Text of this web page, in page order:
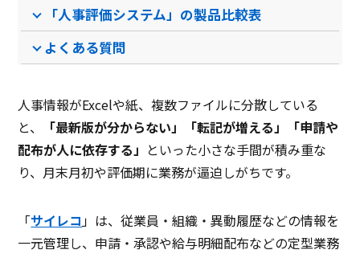
サポート
チャット
/
電話 /
/
「人事評価システム」の製品比較表
よくある質問
人事情報がExcelや紙、複数ファイルに分散している
と、
「最新版が分からない」「転記が増える」「申請や
配布が人に依存する」 といった小さな手間が積み重な
り、月末月初や評価期に業務が逼迫しがちです。
「サイレコ 」は、従業員・組織・異動履歴などの情報を
一元管理し、申請・承認や給与明細配布などの定型業務